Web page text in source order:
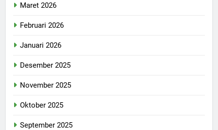
Maret 2026
Februari 2026
Januari 2026
Desember 2025
November 2025
Oktober 2025
September 2025